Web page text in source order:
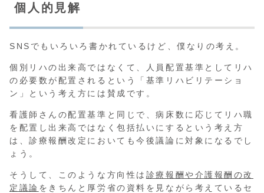
個人的見解
SNSでもいろいろ書かれているけど、僕なりの考え。
個別リハの出来高ではなくて、人員配置基準としてリハ
の必要数が配置されるという「基準リハビリテーショ
ン」という考え方には賛成です。
看護師さんの配置基準と同じで、病床数に応じてリハ職
を配置し出来高ではなく包括払いにするという考え方
は、診療報酬改定においても今後議論に対象になるでし
ょう。
そうして、このような方向性は 診療報酬や介護報酬の改
定議論 をきちんと厚労省の資料を見ながら考えているセ